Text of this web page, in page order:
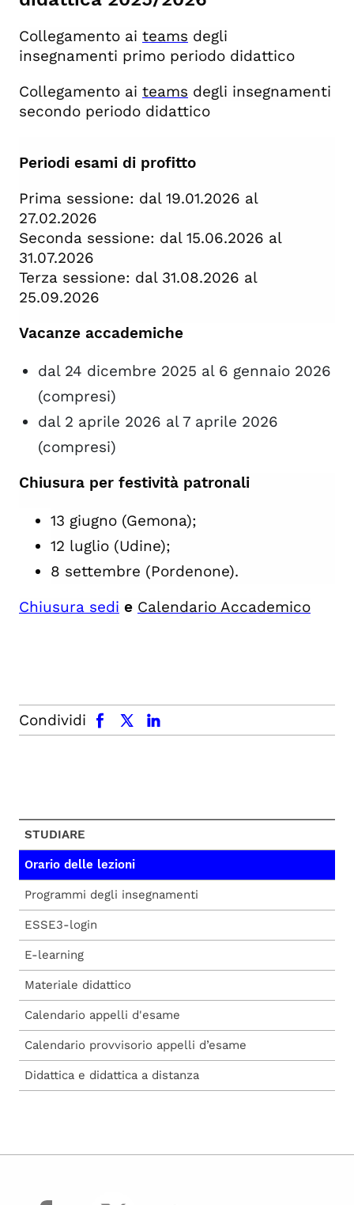
Collegamento ai teams degli
insegnamenti primo periodo didattico
Collegamento ai teams degli insegnamenti
secondo periodo didattico
Periodi esami di profitto
Prima sessione: dal 19.01.2026 al
27.02.2026
Seconda sessione: dal 15.06.2026 al
31.07.2026
Terza sessione: dal 31.08.2026 al
25.09.2026
Vacanze accademiche
dal 24 dicembre 2025 al 6 gennaio 2026
(compresi)
dal 2 aprile 2026 al 7 aprile 2026
(compresi)
Chiusura per festività patronali
13 giugno (Gemona);
12 luglio (Udine);
8 settembre (Pordenone).
Chiusura sedi e Calendario Accademico
Condividi
facebook x.com linkedin
STUDIARE
Orario delle lezioni
Programmi degli insegnamenti
ESSE3-login
E-learning
Materiale didattico
Calendario appelli d'esame
Calendario provvisorio appelli d’esame
Didattica e didattica a distanza